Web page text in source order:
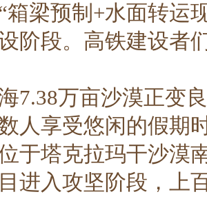
箱梁预制+水面转运
阶段。高铁建设者
7.38万亩沙漠正变
人享受悠闲的假期
于塔克拉玛干沙漠
进入攻坚阶段，上